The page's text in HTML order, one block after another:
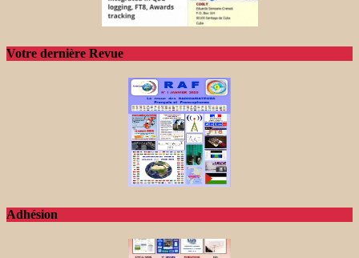
Votre dernière Revue
Adhésion